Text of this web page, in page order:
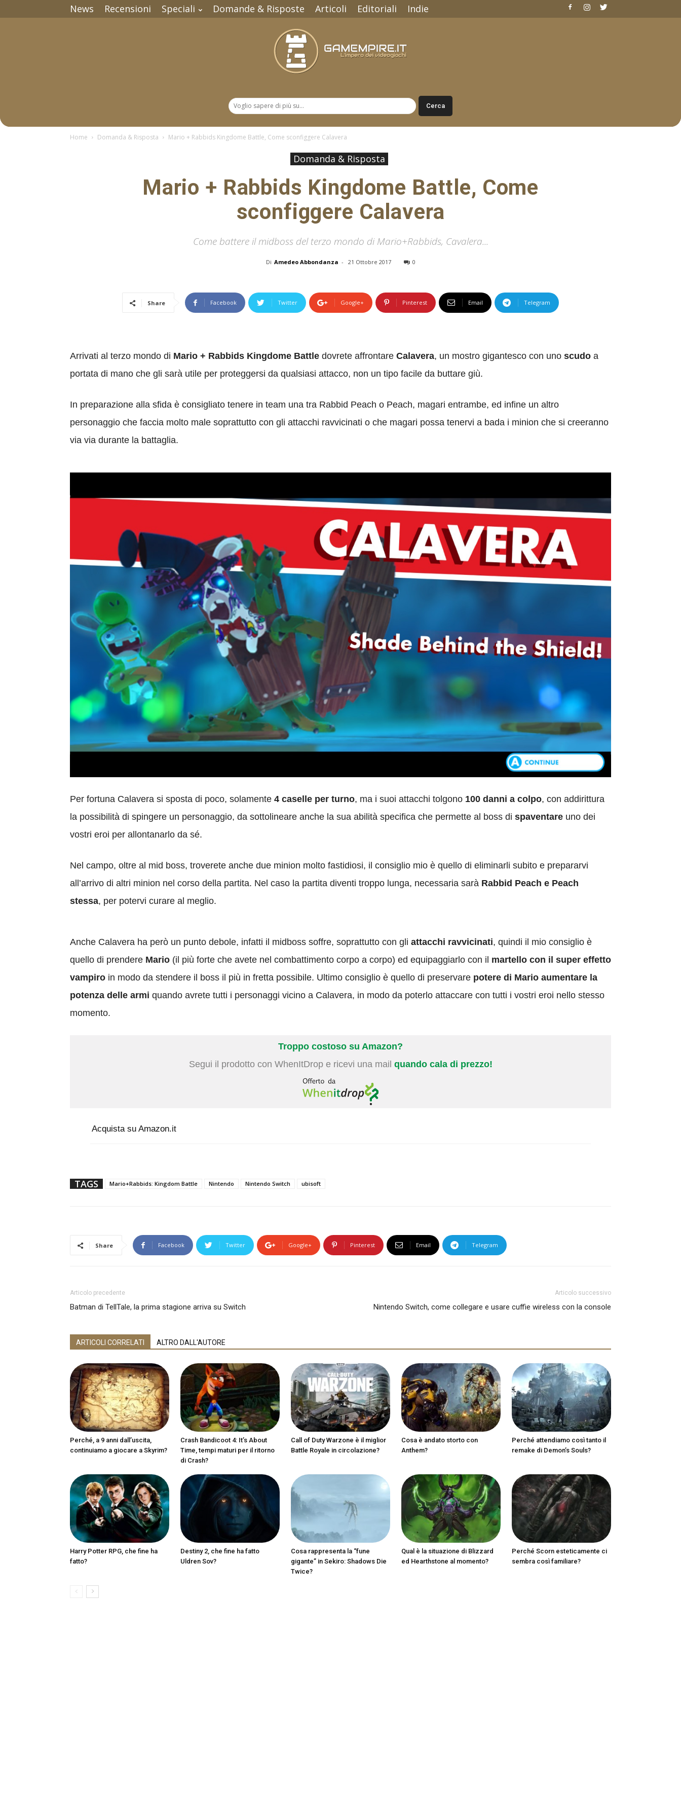
News Recensioni Speciali Domande & Risposte Articoli Editoriali Indie
Home Domanda & Risposta Mario + Rabbids Kingdome Battle, Come sconfiggere Calavera
Domanda & Risposta
Mario + Rabbids Kingdome Battle, Come
sconfiggere Calavera
Come battere il midboss del terzo mondo di Mario+Rabbids, Cavalera...
Di Amedeo Abbondanza - 21 Ottobre 2017 0
Share Facebook Twitter Google+ Pinterest Email Telegram
Arrivati al terzo mondo di Mario + Rabbids Kingdome Battle dovrete affrontare Calavera, un mostro gigantesco con uno scudo a
portata di mano che gli sarà utile per proteggersi da qualsiasi attacco, non un tipo facile da buttare giù.
In preparazione alla sfida è consigliato tenere in team una tra Rabbid Peach o Peach, magari entrambe, ed infine un altro
personaggio che faccia molto male soprattutto con gli attacchi ravvicinati o che magari possa tenervi a bada i minion che si creeranno
via via durante la battaglia.
Per fortuna Calavera si sposta di poco, solamente 4 caselle per turno, ma i suoi attacchi tolgono 100 danni a colpo, con addirittura
la possibilità di spingere un personaggio, da sottolineare anche la sua abilità specifica che permette al boss di spaventare uno dei
vostri eroi per allontanarlo da sé.
Nel campo, oltre al mid boss, troverete anche due minion molto fastidiosi, il consiglio mio è quello di eliminarli subito e prepararvi
all’arrivo di altri minion nel corso della partita. Nel caso la partita diventi troppo lunga, necessaria sarà Rabbid Peach e Peach
stessa, per potervi curare al meglio.
Anche Calavera ha però un punto debole, infatti il midboss soffre, soprattutto con gli attacchi ravvicinati, quindi il mio consiglio è
quello di prendere Mario (il più forte che avete nel combattimento corpo a corpo) ed equipaggiarlo con il martello con il super effetto
vampiro in modo da stendere il boss il più in fretta possibile. Ultimo consiglio è quello di preservare potere di Mario aumentare la
potenza delle armi quando avrete tutti i personaggi vicino a Calavera, in modo da poterlo attaccare con tutti i vostri eroi nello stesso
momento.
Troppo costoso su Amazon?
Segui il prodotto con WhenItDrop e ricevi una mail quando cala di prezzo!
Acquista su Amazon.it
TAGS Mario+Rabbids: Kingdom Battle Nintendo Nintendo Switch ubisoft
Share Facebook Twitter Google+ Pinterest Email Telegram
Articolo precedente
Batman di TellTale, la prima stagione arriva su Switch
Articolo successivo
Nintendo Switch, come collegare e usare cuffie wireless con la console
ARTICOLI CORRELATI ALTRO DALL'AUTORE
Perché, a 9 anni dall’uscita,
continuiamo a giocare a Skyrim?
Crash Bandicoot 4: It’s About
Time, tempi maturi per il ritorno
di Crash?
Call of Duty Warzone è il miglior
Battle Royale in circolazione?
Cosa è andato storto con
Anthem?
Perché attendiamo così tanto il
remake di Demon’s Souls?
Harry Potter RPG, che fine ha
fatto?
Destiny 2, che fine ha fatto
Uldren Sov?
Cosa rappresenta la “fune
gigante” in Sekiro: Shadows Die
Twice?
Qual è la situazione di Blizzard
ed Hearthstone al momento?
Perché Scorn esteticamente ci
sembra così familiare?